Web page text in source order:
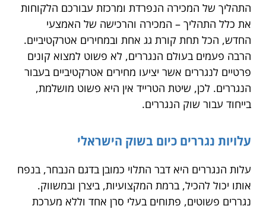
התהליך של המכירה הנפרדת ומרכזת עבורכם הלקוחות
את כלל התהליך – המכירה והרכישה של האמצעי
החדש, הכל תחת קורת גג אחת ובמחירים אטרקטיביים.
הרבה פעמים בעולם הנגררים, לא פשוט למצוא קונים
פרטיים לנגררים אשר יציעו מחירים אטרקטיביים בעבור
הנגררים. לכן, שיטת הטרייד אין היא פשוט מושלמת,
בייחוד עבור שוק הנגררים.
עלויות נגררים כיום בשוק הישראלי
עלות הנגררים היא דבר התלוי כמובן בדגם הנבחר, בנפח
אותו יכול להכיל, ברמת המקצועיות, ביצרן ובמשווק.
נגררים פשוטים, פתוחים בעלי סרן אחד וללא מערכת